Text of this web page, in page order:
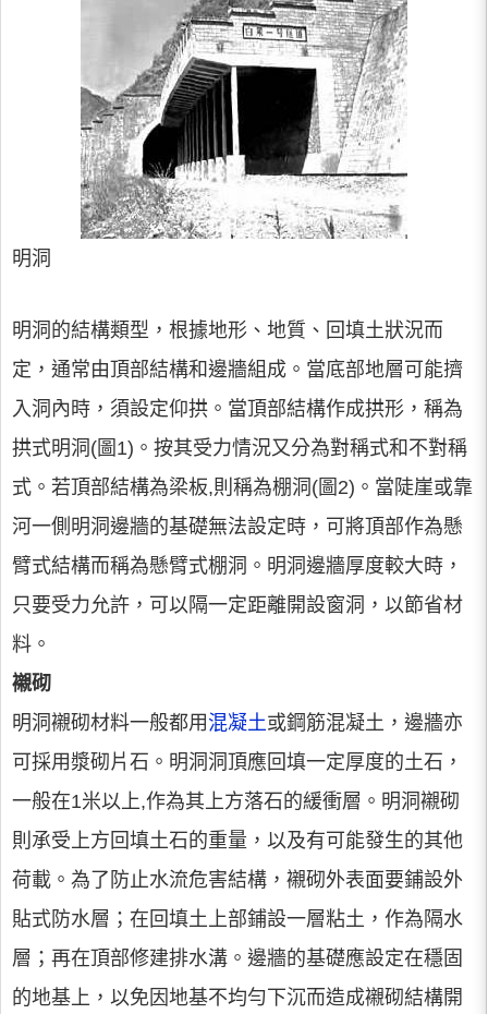
明洞
明洞的結構類型，根據地形、地質、回填土狀況而
定，通常由頂部結構和邊牆組成。當底部地層可能擠
入洞內時，須設定仰拱。當頂部結構作成拱形，稱為
拱式明洞(圖1)。按其受力情況又分為對稱式和不對稱
式。若頂部結構為梁板,則稱為棚洞(圖2)。當陡崖或靠
河一側明洞邊牆的基礎無法設定時，可將頂部作為懸
臂式結構而稱為懸臂式棚洞。明洞邊牆厚度較大時，
只要受力允許，可以隔一定距離開設窗洞，以節省材
料。
襯砌
明洞襯砌材料一般都用 混凝土或鋼筋混凝土，邊牆亦
可採用漿砌片石。明洞洞頂應回填一定厚度的土石，
一般在1米以上,作為其上方落石的緩衝層。明洞襯砌
則承受上方回填土石的重量，以及有可能發生的其他
荷載。為了防止水流危害結構，襯砌外表面要鋪設外
貼式防水層；在回填土上部鋪設一層粘土，作為隔水
層；再在頂部修建排水溝。邊牆的基礎應設定在穩固
的地基上，以免因地基不均勻下沉而造成襯砌結構開